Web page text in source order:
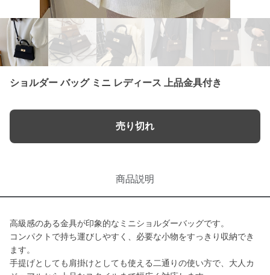
ショルダー バッグ ミニ レディース 上品金具付き
売り切れ
商品説明
高級感のある金具が印象的なミニショルダーバッグです。
コンパクトで持ち運びしやすく、必要な小物をすっきり収納でき
ます。
手提げとしても肩掛けとしても使える二通りの使い方で、大人カ